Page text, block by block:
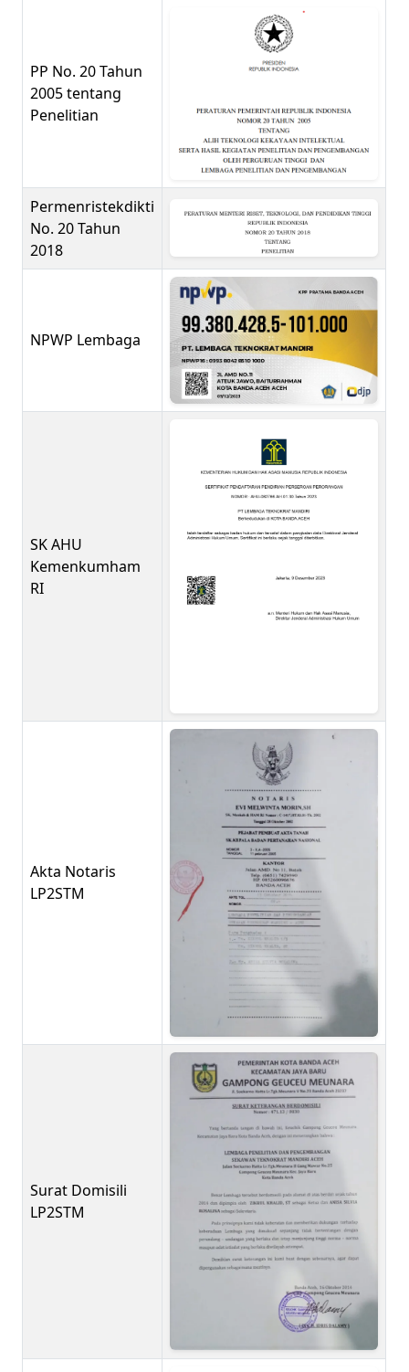
PP No. 20 Tahun
2005 tentang
Penelitian
Permenristekdikti
No. 20 Tahun
2018
NPWP Lembaga
SK AHU
Kemenkumham
RI
Akta Notaris
LP2STM
Surat Domisili
LP2STM